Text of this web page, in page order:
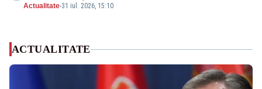
Actualitate-31 iul. 2026, 15:10
ACTUALITATE